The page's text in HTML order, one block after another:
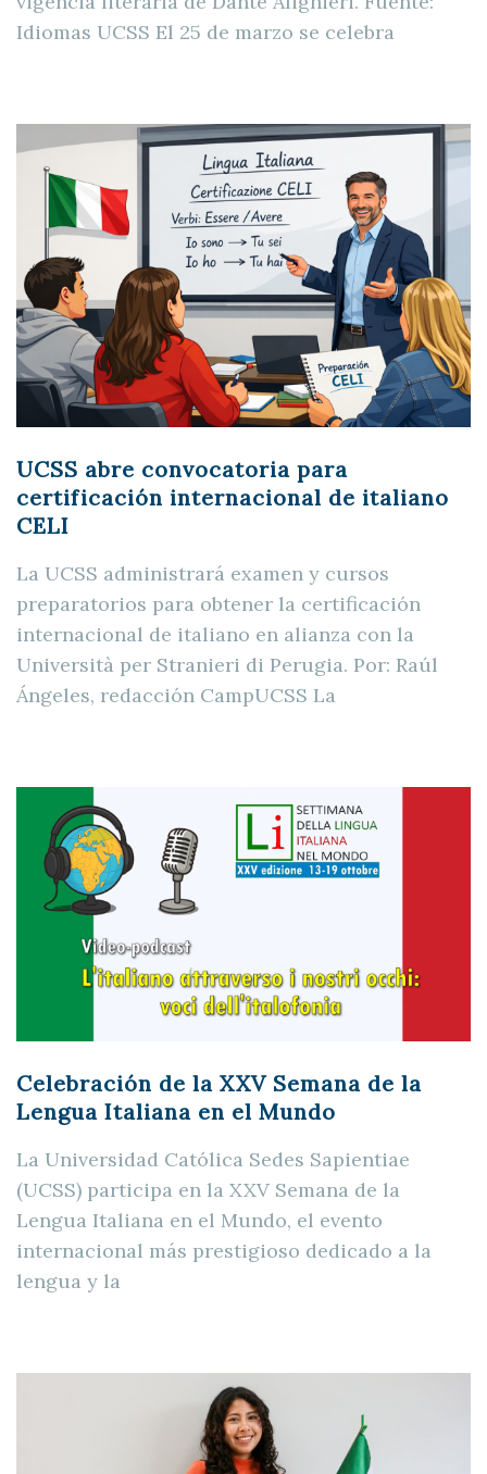
Idiomas UCSS El 25 de marzo se celebra
UCSS abre convocatoria para
certificación internacional de italiano
CELI
La UCSS administrará examen y cursos
preparatorios para obtener la certificación
internacional de italiano en alianza con la
Università per Stranieri di Perugia. Por: Raúl
Ángeles, redacción CampUCSS La
Celebración de la XXV Semana de la
Lengua Italiana en el Mundo
La Universidad Católica Sedes Sapientiae
(UCSS) participa en la XXV Semana de la
Lengua Italiana en el Mundo, el evento
internacional más prestigioso dedicado a la
lengua y la